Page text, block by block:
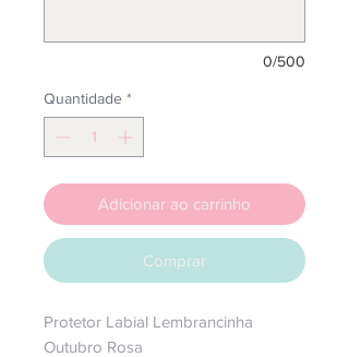
0/500
Quantidade *
Adicionar ao carrinho
Comprar
Protetor Labial Lembrancinha
Outubro Rosa